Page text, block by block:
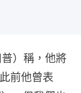
）稱，他將
前他曾表